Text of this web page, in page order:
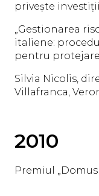
privește
„Gestionarea
italiene:
pentru
Silvia Nicolis,
Villafranca,
2010
Premiul